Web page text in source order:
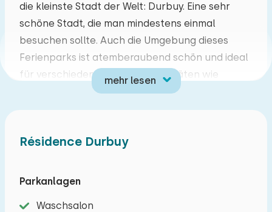
die kleinste Stadt der Welt: Durbuy. Eine sehr
schöne Stadt, die man mindestens einmal
besuchen sollte. Auch die Umgebung dieses
Ferienparks ist atemberaubend schön und ideal
für verschiedene Outdoor-Aktivitäten wie
Reiten, Kanufahren und Mountainbiken.
im ersten Stock. Sie erreichen die Wohnung über
eine Außentreppe. Das Wohnzimmer bietet einen
ist mit einer Kochgelegenheit, einer
Kombimikrowelle, einem Geschirrspüler, einem
mehr lesen
10 11 12 13 14 15
17 18 19 20 21 22 23
Résidence Durbuy
Parkanlagen
Waschsalon